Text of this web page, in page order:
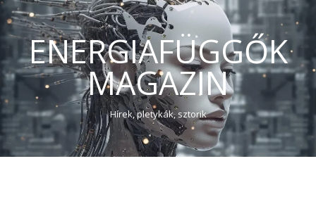
ENERGIAFÜGGŐK
MAGAZIN
Hírek, pletykák, sztorik